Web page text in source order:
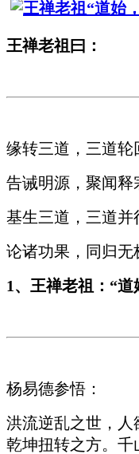
王禅老祖曰：
缘转三道，三道轮
告诫明源，聚闻释
基生三道，三道并
论诸功果，同归无
1 、王禅老祖：“
杨易德参悟：
洪流逆乱之世，人
乾坤扭转之方。千